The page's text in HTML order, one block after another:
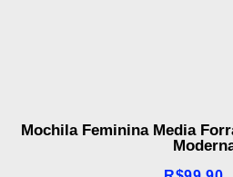
Mochila Feminina Media